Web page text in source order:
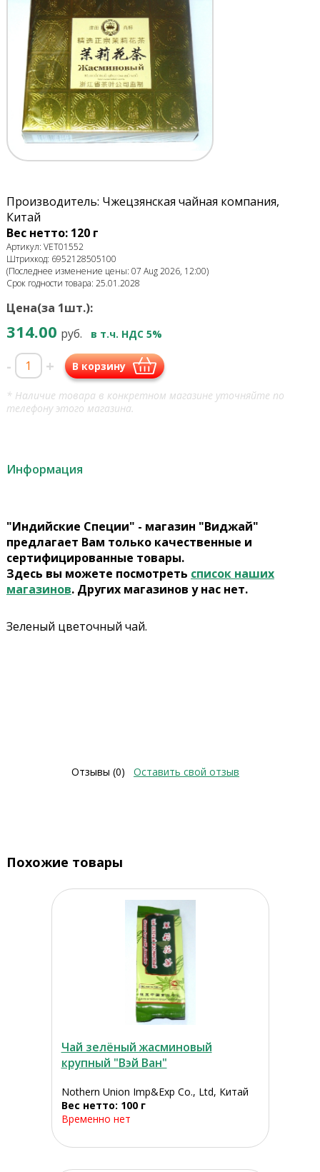
Производитель: Чжецзянская чайная компания,
Китай
Вес нетто: 120 г
Артикул: VET01552
Штрихкод: 6952128505100
(Последнее изменение цены: 07 Aug 2026, 12:00)
Срок годности товара: 25.01.2028
Цена(за 1шт.):
314.00 руб. в т.ч. НДС 5%
- + В корзину
* Наличие товара в конкретном магазине уточняйте по
телефону этого магазина.
Информация
"Индийские Специи" - магазин "Виджай"
предлагает Вам только качественные и
сертифицированные товары.
Здесь вы можете посмотреть список наших
магазинов. Других магазинов у нас нет.
Зеленый цветочный чай.
Отзывы (0) Оставить свой отзыв
Похожие товары
Чай зелёный жасминовый
крупный "Вэй Ван"
Nothern Union Imp&Exp Co., Ltd, Китай
Вес нетто: 100 г
Временно нет